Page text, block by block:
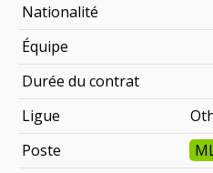
Nationalité
Équipe
Durée du contrat
Ligue
Poste